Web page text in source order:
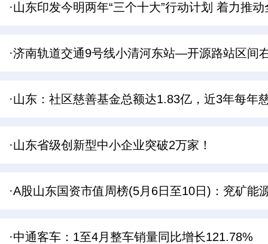
·山东印发今明两年“三个十大”行动计划 着力推
·济南轨道交通9号线小清河东站—开源路站区间
·山东：社区慈善基金总额达1.83亿，近3年每年
·山东省级创新型中小企业突破2万家！
·A股山东国资市值周榜(5月6日至10日)：兖矿能
·中通客车：1至4月整车销量同比增长121.78%